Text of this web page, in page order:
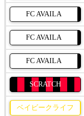
FC AVAILA
FC AVAILA
FC AVAILA
SCRATCH
ベイビークライフ